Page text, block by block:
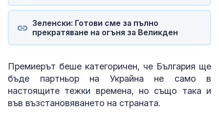
Зеленски: Готови сме за пълно
прекратяване на огъня за Великден
Премиерът беше категоричен, че България ще
бъде партньор на Украйна не само в
настоящите тежки времена, но също така и
във възстановяването на страната.